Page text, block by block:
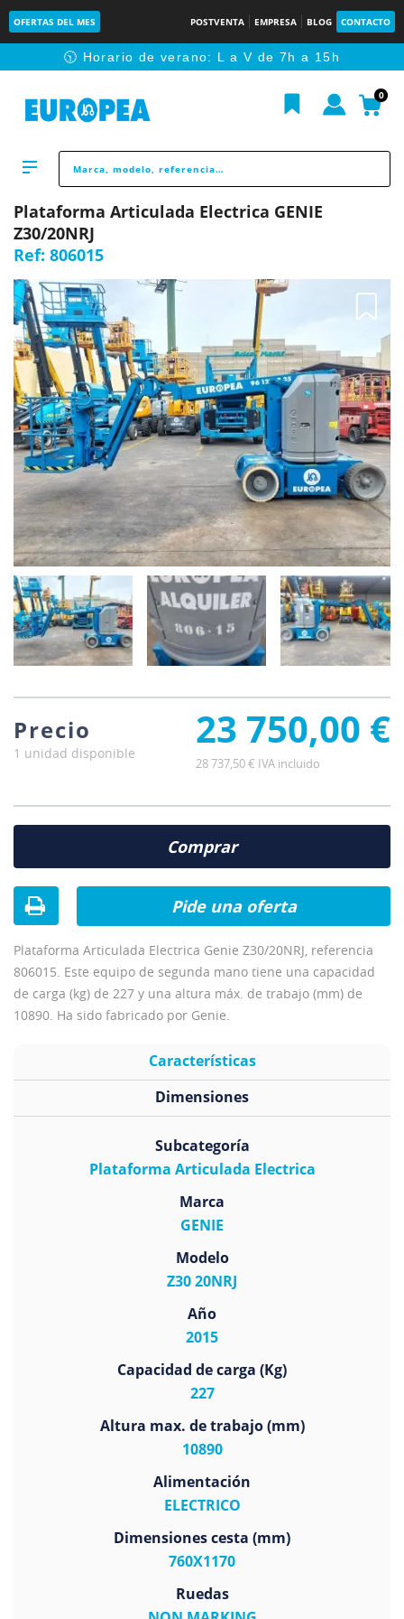
OFERTAS DEL MES POSTVENTA EMPRESA BLOG CONTACTO
🕥 Horario de verano: L a V de 7h a 15h
0
Plataforma Articulada Electrica GENIE
Z30/20NRJ
Ref: 806015
Plataforma Articulada Electrica Genie Z30/20NRJ, referencia
806015. Este equipo de segunda mano tiene una capacidad
de carga (kg) de 227 y una altura máx. de trabajo (mm) de
10890. Ha sido fabricado por Genie.
Precio
1 unidad disponible 23 750,00 €
28 737,50 € IVA incluido
Comprar
Pide una oferta
Características
Subcategoría
Plataforma Articulada Electrica
Marca
GENIE
Modelo
Z30 20NRJ
Año
2015
Capacidad de carga (Kg)
227
Altura max. de trabajo (mm)
10890
Alimentación
ELECTRICO
Dimensiones cesta (mm)
760X1170
Ruedas
Dimensiones